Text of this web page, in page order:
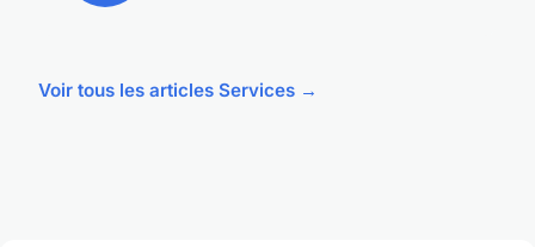
Voir tous les articles Services →